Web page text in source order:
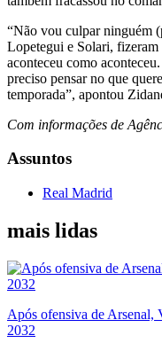
“Não vou culpar ninguém
Lopetegui e Solari,
aconteceu como
preciso pensar no que
temporada”, apontou
Com informações de
Assuntos
Real Madrid
mais lidas
Após ofensiva de Arsenal,
2032